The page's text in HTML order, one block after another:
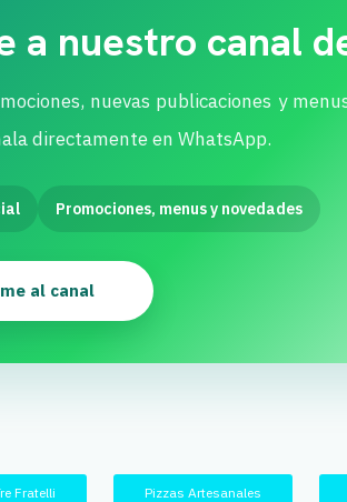
a nuestro canal
nuevas publicaciones y
directamente en WhatsApp.
Promociones, menus y novedades
al canal
Fratelli Pizzas Artesanales